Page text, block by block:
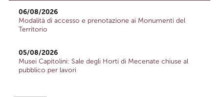
06/08/2026
Modalità di accesso e prenotazione ai Monumenti del
Territorio
05/08/2026
Musei Capitolini: Sale degli Horti di Mecenate chiuse al
pubblico per lavori